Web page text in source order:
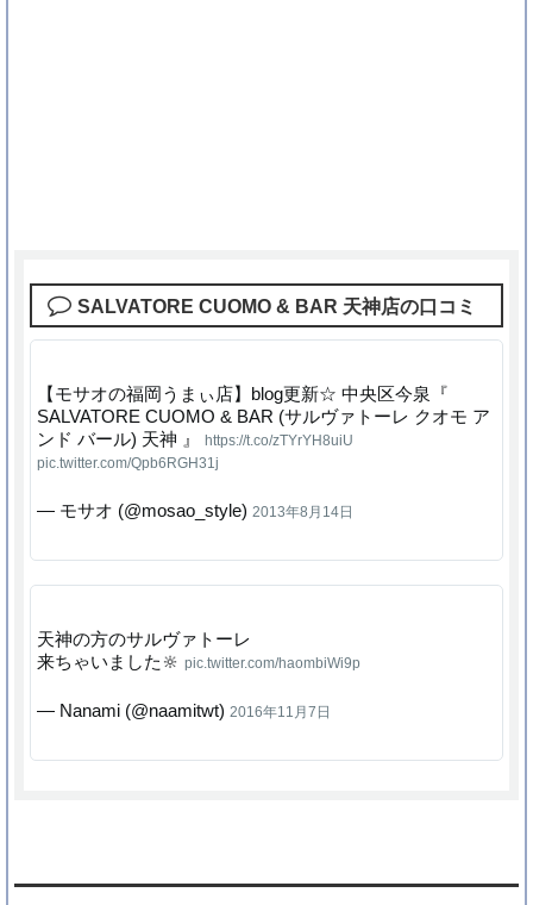
SALVATORE CUOMO & BAR 天神店の口コミ
【モサオの福岡うまぃ店】blog更新☆ 中央区今泉『
SALVATORE CUOMO & BAR (サルヴァトーレ クオモ ア
ンド バール) 天神 』https://t.co/zTYrYH8uiU
pic.twitter.com/Qpb6RGH31j
— モサオ (@mosao_style) 2013年8月14日
天神の方のサルヴァトーレ
来ちゃいました🔆pic.twitter.com/haombiWi9p
— Nanami (@naamitwt) 2016年11月7日